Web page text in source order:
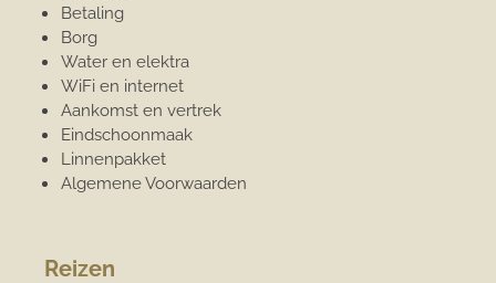
Betaling
Borg
Water en elektra
WiFi en internet
Aankomst en vertrek
Eindschoonmaak
Linnenpakket
Algemene Voorwaarden
Reizen